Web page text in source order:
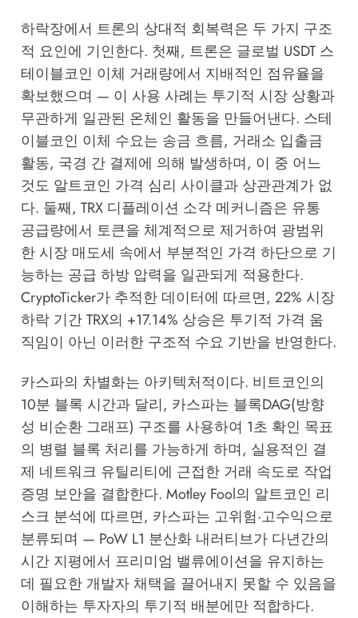
하락장에서 트론의 상대적 회복력은 두 가지 구조
적 요인에 기인한다. 첫째, 트론은 글로벌 USDT 스
테이블코인 이체 거래량에서 지배적인 점유율을
확보했으며 — 이 사용 사례는 투기적 시장 상황과
무관하게 일관된 온체인 활동을 만들어낸다. 스테
이블코인 이체 수요는 송금 흐름, 거래소 입출금
활동, 국경 간 결제에 의해 발생하며, 이 중 어느
것도 알트코인 가격 심리 사이클과 상관관계가 없
다. 둘째, TRX 디플레이션 소각 메커니즘은 유통
공급량에서 토큰을 체계적으로 제거하여 광범위
한 시장 매도세 속에서 부분적인 가격 하단으로 기
능하는 공급 하방 압력을 일관되게 적용한다.
CryptoTicker가 추적한 데이터에 따르면, 22% 시장
하락 기간 TRX의 +17.14% 상승은 투기적 가격 움
직임이 아닌 이러한 구조적 수요 기반을 반영한다.
카스파의 차별화는 아키텍처적이다. 비트코인의
10분 블록 시간과 달리, 카스파는 블록DAG(방향
성 비순환 그래프) 구조를 사용하여 1초 확인 목표
의 병렬 블록 처리를 가능하게 하며, 실용적인 결
제 네트워크 유틸리티에 근접한 거래 속도로 작업
증명 보안을 결합한다. Motley Fool의 알트코인 리
스크 분석에 따르면, 카스파는 고위험·고수익으로
분류되며 — PoW L1 분산화 내러티브가 다년간의
시간 지평에서 프리미엄 밸류에이션을 유지하는
데 필요한 개발자 채택을 끌어내지 못할 수 있음을
이해하는 투자자의 투기적 배분에만 적합하다.